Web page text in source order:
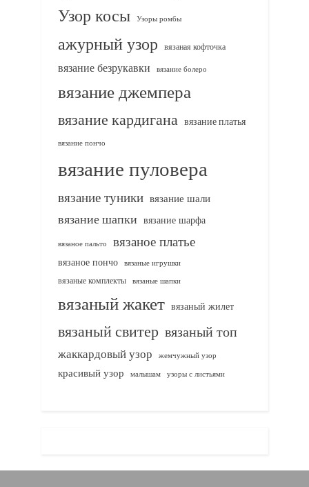
Узор косы Узоры ромбы
ажурный узор вязаная кофточка
вязание безрукавки вязание болеро
вязание джемпера
вязание кардигана вязание платья
вязание пончо
вязание пуловера
вязание туники вязание шали
вязание шапки вязание шарфа
вязаное пальто вязаное платье
вязаное пончо вязаные игрушки
вязаные комплекты
вязаные шапки
вязаный жакет вязаный жилет
вязаный свитер вязаный топ
жаккардовый узор жемчужный узор
красивый узор малышам узоры с листьями